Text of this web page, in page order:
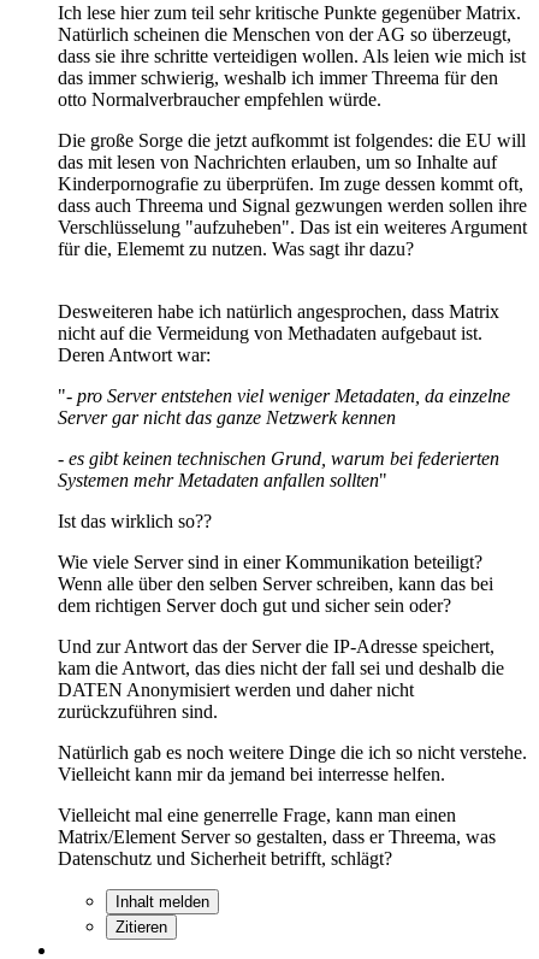
Ich lese hier zum teil sehr kritische Punkte gegenüber Matrix.
Natürlich scheinen die Menschen von der AG so überzeugt,
dass sie ihre schritte verteidigen wollen. Als leien wie mich ist
das immer schwierig, weshalb ich immer Threema für den
otto Normalverbraucher empfehlen würde.
Die große Sorge die jetzt aufkommt ist folgendes: die EU will
das mit lesen von Nachrichten erlauben, um so Inhalte auf
Kinderpornografie zu überprüfen. Im zuge dessen kommt oft,
dass auch Threema und Signal gezwungen werden sollen ihre
Verschlüsselung "aufzuheben". Das ist ein weiteres Argument
für die, Elememt zu nutzen. Was sagt ihr dazu?
Desweiteren habe ich natürlich angesprochen, dass Matrix
nicht auf die Vermeidung von Methadaten aufgebaut ist.
Deren Antwort war:
"- pro Server entstehen viel weniger Metadaten, da einzelne
Server gar nicht das ganze Netzwerk kennen
- es gibt keinen technischen Grund, warum bei federierten
Systemen mehr Metadaten anfallen sollten"
Ist das wirklich so??
Wie viele Server sind in einer Kommunikation beteiligt?
Wenn alle über den selben Server schreiben, kann das bei
dem richtigen Server doch gut und sicher sein oder?
Und zur Antwort das der Server die IP-Adresse speichert,
kam die Antwort, das dies nicht der fall sei und deshalb die
DATEN Anonymisiert werden und daher nicht
zurückzuführen sind.
Natürlich gab es noch weitere Dinge die ich so nicht verstehe.
Vielleicht kann mir da jemand bei interresse helfen.
Vielleicht mal eine generrelle Frage, kann man einen
Matrix/Element Server so gestalten, dass er Threema, was
Datenschutz und Sicherheit betrifft, schlägt?
Inhalt melden
Zitieren